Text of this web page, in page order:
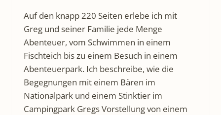
Auf den knapp 220 Seiten erlebe ich mit
Greg und seiner Familie jede Menge
Abenteuer, vom Schwimmen in einem
Fischteich bis zu einem Besuch in einem
Abenteuerpark. Ich beschreibe, wie die
Begegnungen mit einem Bären im
Nationalpark und einem Stinktier im
Campingpark Gregs Vorstellung von einem